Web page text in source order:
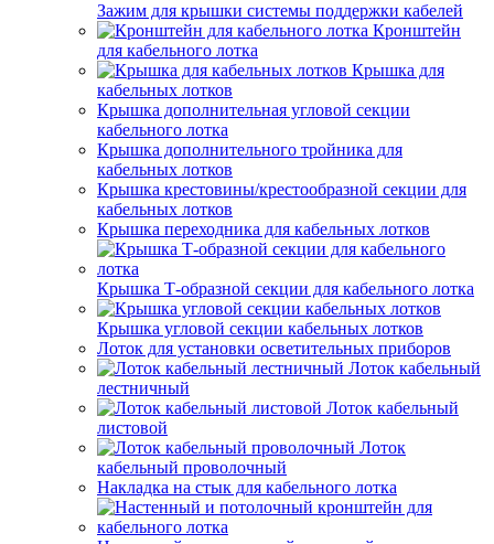
Зажим для крышки системы поддержки кабелей
Кронштейн
для кабельного лотка
Крышка для
кабельных лотков
Крышка дополнительная угловой секции
кабельного лотка
Крышка дополнительного тройника для
кабельных лотков
Крышка крестовины/крестообразной секции для
кабельных лотков
Крышка переходника для кабельных лотков
Крышка Т-образной секции для кабельного лотка
Крышка угловой секции кабельных лотков
Лоток для установки осветительных приборов
Лоток кабельный
лестничный
Лоток кабельный
листовой
Лоток
кабельный проволочный
Накладка на стык для кабельного лотка